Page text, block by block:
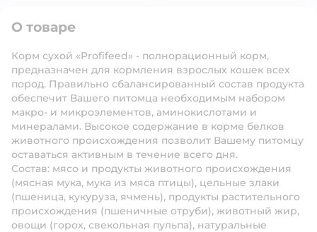
О товаре
Корм сухой «Profifeed» - полнорационный корм,
предназначен для кормления взрослых кошек всех
пород. Правильно сбалансированный состав продукта
обеспечит Вашего питомца необходимым набором
макро- и микроэлементов, аминокислотами и
минералами. Высокое содержание в корме белков
животного происхождения позволит Вашему питомцу
оставаться активным в течение всего дня.
Состав: мясо и продукты животного происхождения
(мясная мука, мука из мяса птицы), цельные злаки
(пшеница, кукуруза, ячмень), продукты растительного
происхождения (пшеничные отруби), животный жир,
овощи (горох, свекольная пульпа), натуральные